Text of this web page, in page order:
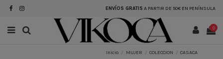
ENVÍOS GRATIS A PARTIR DE 50€ EN PENÍNSULA
0
Inicio MUJER COLECCION CASACA